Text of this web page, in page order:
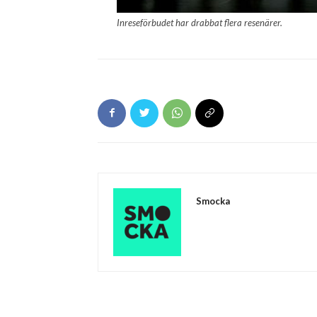
Inreseförbudet har drabbat flera resenärer.
Smocka